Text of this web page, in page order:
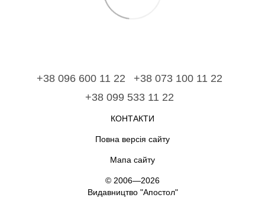
+38 096 600 11 22
+38 073 100 11 22
+38 099 533 11 22
КОНТАКТИ
Повна версія сайту
Мапа сайту
© 2006—2026
Видавництво "Апостол"